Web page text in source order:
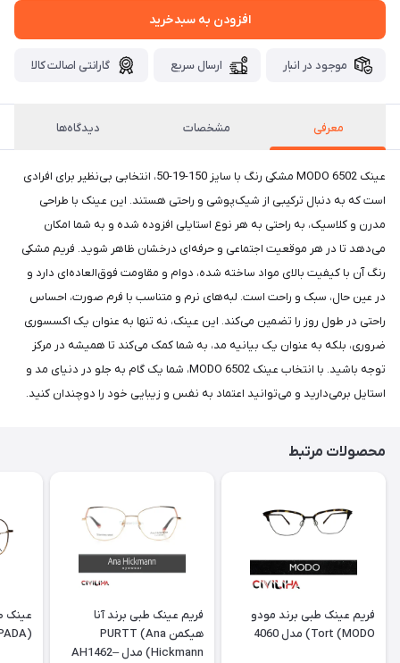
افزودن به سبدخرید
موجود در انبار ارسال سریع گارانتی اصالت کالا
معرفی مشخصات دیدگاه‌ها
عینک MODO 6502 مشکی رنگ با سایز 150-19-50، انتخابی بی‌نظیر برای افرادی
است که به دنبال ترکیبی از شیک‌پوشی و راحتی هستند. این عینک با طراحی
مدرن و کلاسیک، به راحتی به هر نوع استایلی افزوده شده و به شما امکان
می‌دهد تا در هر موقعیت اجتماعی و حرفه‌ای درخشان ظاهر شوید. فریم مشکی
رنگ آن با کیفیت بالای مواد ساخته شده، دوام و مقاومت فوق‌العاده‌ای دارد و
در عین حال، سبک و راحت است. لبه‌های نرم و متناسب با فرم صورت، احساس
راحتی در طول روز را تضمین می‌کند. این عینک، نه تنها به عنوان یک اکسسوری
ضروری، بلکه به عنوان یک بیانیه مد، به شما کمک می‌کند تا همیشه در مرکز
توجه باشید. با انتخاب عینک MODO 6502، شما یک گام به جلو در دنیای مد و
استایل برمی‌دارید و می‌توانید اعتماد به نفس و زیبایی خود را دوچندان کنید.
محصولات مرتبط
فریم عینک طبی برند مودو
Tort (MODO) مدل 4060
فریم عینک طبی برند آنا
هیکمن PURTT (Ana
Hickmann) مدل AH1462–
عینک
(DESPADA) مدل DSC 5077